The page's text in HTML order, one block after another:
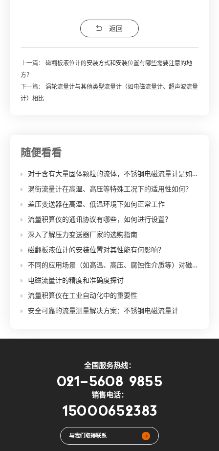
返回
上一篇：磁翻板液位计的安装方式和安装位置有哪些需要注意的地
方？
下一篇：涡轮流量计与其他类型流量计（如电磁流量计、超声波流量
计）相比
随便看看
对于含有大量固体颗粒的流体，不锈钢电磁流量计是如何保证测量稳定性的？
涡街流量计在高温、高压等特殊工况下的适用性如何？
差压变送器在高温、低温环境下如何正常工作
流量积算仪的通讯协议有哪些，如何进行设置？
深入了解压力变送器厂家的选购指南
磁翻板液位计的安装位置对其性能有何影响？
不同的应用场景（如高温、高压、腐蚀性介质等）对磁翻板液位计的材质和结构有哪些特殊要求？
电磁流量计的精度和准确度探讨
流量积算仪在工业自动化中的重要性
安全可靠的流量测量解决方案：不锈钢电磁流量计
全国服务热线：
021-5608 9855
销售电话：
15000652383
与我们取得联系